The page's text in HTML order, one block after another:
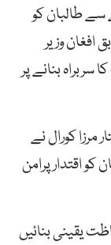
سے طالبان کو
افغان وزیر
بنانے پر
مرزا کورال نے
کو اقتدار پرامن
یقینی بنائیں